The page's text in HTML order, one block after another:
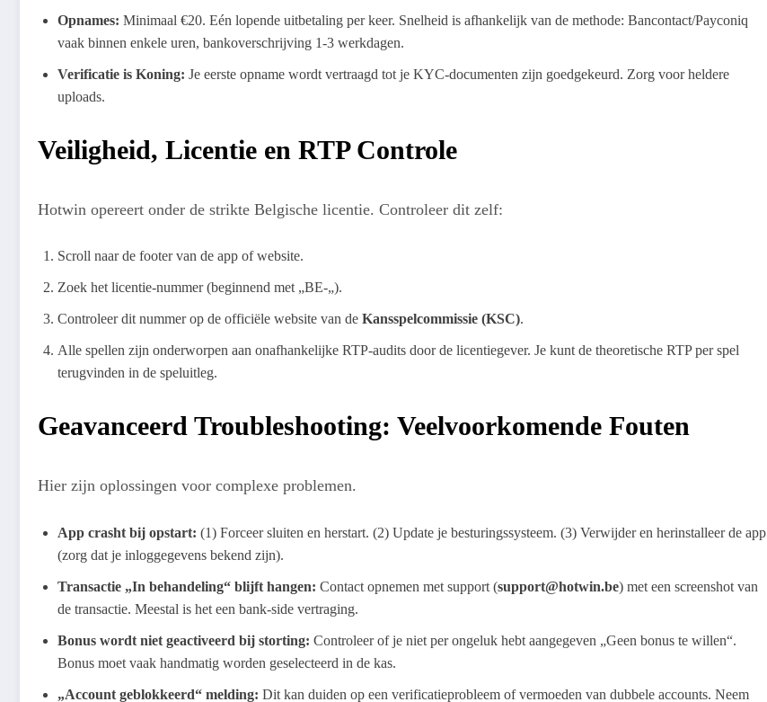
Opnames: Minimaal €20. Eén lopende uitbetaling per keer. Snelheid is afhankelijk van de methode: Bancontact/Payconiq
vaak binnen enkele uren, bankoverschrijving 1-3 werkdagen.
Verificatie is Koning: Je eerste opname wordt vertraagd tot je KYC-documenten zijn goedgekeurd. Zorg voor heldere
uploads.
Veiligheid, Licentie en RTP Controle
Hotwin opereert onder de strikte Belgische licentie. Controleer dit zelf:
Scroll naar de footer van de app of website.
Zoek het licentie-nummer (beginnend met „BE-„).
Controleer dit nummer op de officiële website van de Kansspelcommissie (KSC).
Alle spellen zijn onderworpen aan onafhankelijke RTP-audits door de licentiegever. Je kunt de theoretische RTP per spel
terugvinden in de speluitleg.
Geavanceerd Troubleshooting: Veelvoorkomende Fouten
Hier zijn oplossingen voor complexe problemen.
App crasht bij opstart: (1) Forceer sluiten en herstart. (2) Update je besturingssysteem. (3) Verwijder en herinstalleer de app
(zorg dat je inloggegevens bekend zijn).
Transactie „In behandeling“ blijft hangen: Contact opnemen met support (support@hotwin.be) met een screenshot van
de transactie. Meestal is het een bank-side vertraging.
Bonus wordt niet geactiveerd bij storting: Controleer of je niet per ongeluk hebt aangegeven „Geen bonus te willen“.
Bonus moet vaak handmatig worden geselecteerd in de kas.
„Account geblokkeerd“ melding: Dit kan duiden op een verificatieprobleem of vermoeden van dubbele accounts. Neem